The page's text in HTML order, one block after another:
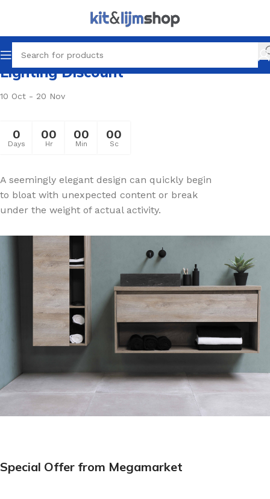
Lighting Discount
10 Oct - 20 Nov
0
Days
00
Hr
00
Min
00
Sc
A seemingly elegant design can quickly begin
to bloat with unexpected content or break
under the weight of actual activity.
Special Offer from Megamarket